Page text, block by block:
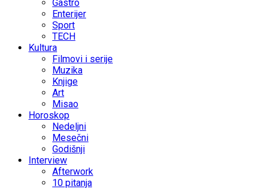
Gastro
Enterijer
Sport
TECH
Kultura
Filmovi i serije
Muzika
Knjige
Art
Misao
Horoskop
Nedeljni
Mesečni
Godišnji
Interview
Afterwork
10 pitanja